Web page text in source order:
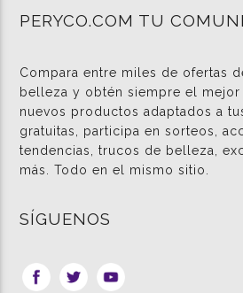
PERYCO.COM TU
Compara entre miles de ofertas
belleza y obtén siempre el
nuevos productos adaptados a
gratuitas, participa en sorteos,
tendencias, trucos de belleza,
más. Todo en el mismo sitio.
SÍGUENOS